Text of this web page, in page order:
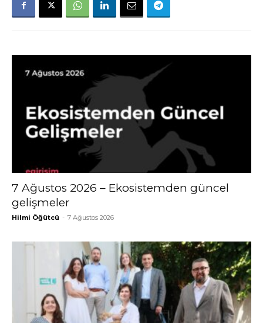
7 Ağustos 2026 – Ekosistemden güncel
gelişmeler
Hilmi Öğütcü - 7 Ağustos 2026